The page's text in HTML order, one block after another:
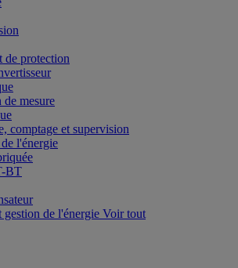
de protection
de mesure
comptage et supervision
l'énergie
BT
de l'énergie Voir tout